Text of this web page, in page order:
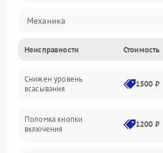
Механика
Электропитание
Всасывание
Неисправности Стоимость
Снижен уровень
всасывания
1500 ₽
Поломка кнопки
включения
1200 ₽